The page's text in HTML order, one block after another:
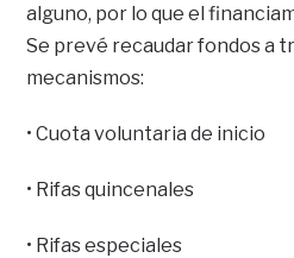
alguno, por lo que el
Se prevé recaudar fondos a
mecanismos:
• Cuota voluntaria de inicio
• Rifas quincenales
• Rifas especiales